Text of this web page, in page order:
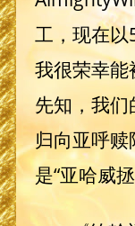
工，现在
我很荣幸能
先知，我
归向亚呼赎
是“亚哈威拯